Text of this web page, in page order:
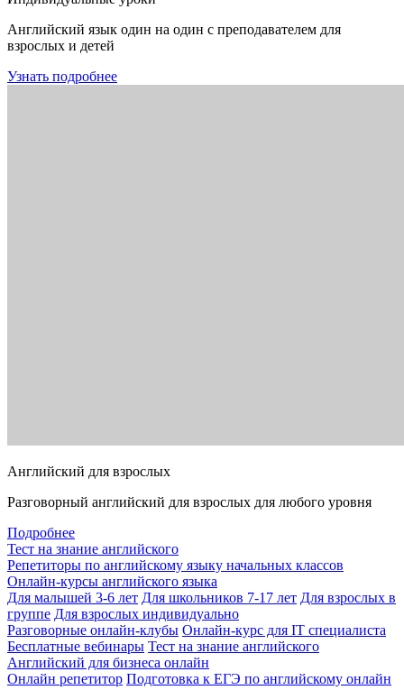
Английский язык один на один с преподавателем для
взрослых и детей
Узнать подробнее
Английский для взрослых
Разговорный английский для взрослых для любого уровня
Подробнее
Тест на знание английского
Репетиторы по английскому языку начальных классов
Онлайн-курсы английского языка
Для малышей 3-6 лет Для школьников 7-17 лет Для взрослых в
группе Для взрослых индивидуально
Разговорные онлайн-клубы Онлайн-курс для IT специалиста
Бесплатные вебинары Тест на знание английского
Английский для бизнеса онлайн
Онлайн репетитор Подготовка к ЕГЭ по английскому онлайн